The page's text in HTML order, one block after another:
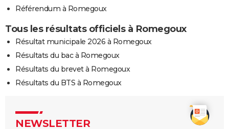
Référendum à Romegoux
Tous les résultats officiels à Romegoux
Résultat municipale 2026 à Romegoux
Résultats du bac à Romegoux
Résultats du brevet à Romegoux
Résultats du BTS à Romegoux
NEWSLETTER